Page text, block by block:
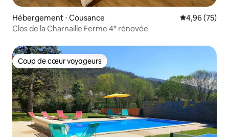
Hébergement ⋅ Cousance Évaluation
4,96 (75)
Clos de la Charnaille Ferme 4* rénovée
Coup de cœur voyageurs
Coup de cœur voyageurs